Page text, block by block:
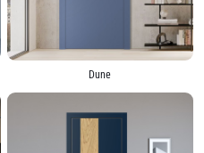
Dune